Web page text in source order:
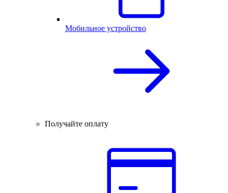
Мобильное устройство
Получайте оплату